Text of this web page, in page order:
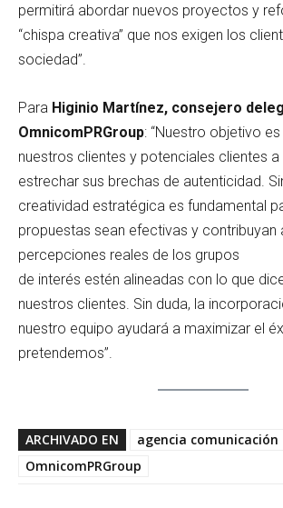
permitirá abordar nuevos proyectos y
“chispa creativa” que nos exigen los
sociedad”.
Para Higinio Martínez, consejero
OmnicomPRGroup: “Nuestro objetivo
nuestros clientes y potenciales clientes
estrechar sus brechas de autenticidad.
creatividad estratégica es fundamental
propuestas sean efectivas y contribuyan
percepciones reales de los grupos
de interés estén alineadas con lo que
nuestros clientes. Sin duda, la
nuestro equipo ayudará a maximizar el
pretendemos”.
ARCHIVADO EN
agencia comunicación
OmnicomPRGroup